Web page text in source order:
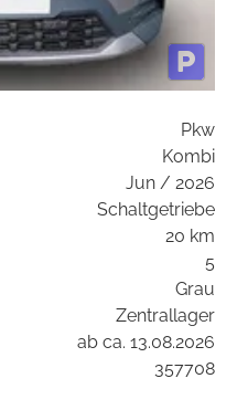
Pkw
Kombi
Jun / 2026
Schaltgetriebe
20 km
5
Grau
Zentrallager
ab ca. 13.08.2026
357708